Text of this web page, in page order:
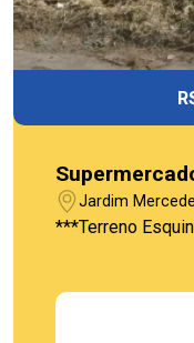
Jardim
***Terreno